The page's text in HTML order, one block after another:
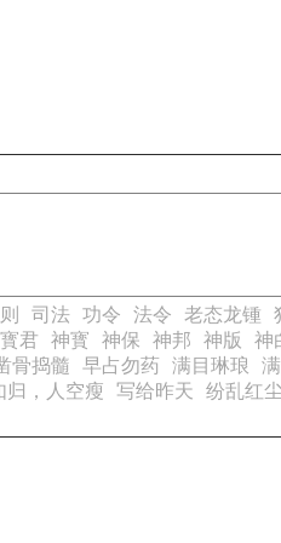
司法 功令 法令 老态龙锺
君 神寳 神保 神邦 神版 神
骨捣髓 早占勿药 满目琳琅
归，人空瘦 写给昨天
纷乱红